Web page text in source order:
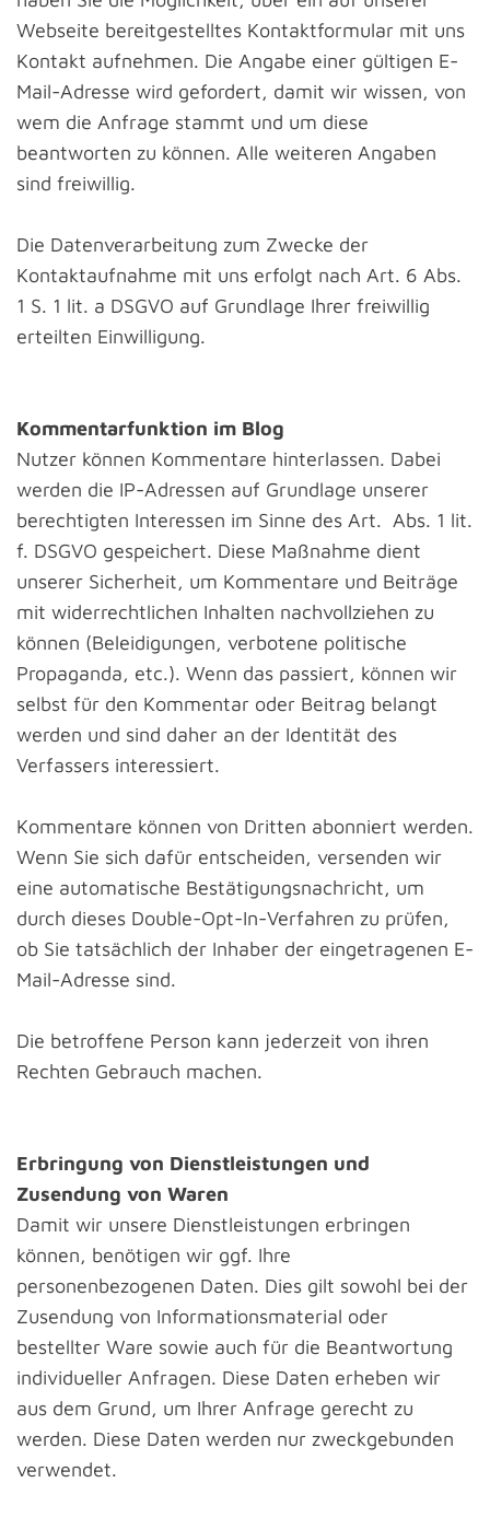
Webseite bereitgestelltes Kontaktformular mit uns
Kontakt aufnehmen. Die Angabe einer gültigen E-
Mail-Adresse wird gefordert, damit wir wissen, von
wem die Anfrage stammt und um diese
beantworten zu können. Alle weiteren Angaben
sind freiwillig.
Die Datenverarbeitung zum Zwecke der
Kontaktaufnahme mit uns erfolgt nach Art. 6 Abs.
1 S. 1 lit. a DSGVO auf Grundlage Ihrer freiwillig
erteilten Einwilligung.
Kommentarfunktion im Blog
Nutzer können Kommentare hinterlassen. Dabei
werden die IP-Adressen auf Grundlage unserer
berechtigten Interessen im Sinne des Art. Abs. 1 lit.
f. DSGVO gespeichert. Diese Maßnahme dient
unserer Sicherheit, um Kommentare und Beiträge
mit widerrechtlichen Inhalten nachvollziehen zu
können (Beleidigungen, verbotene politische
Propaganda, etc.). Wenn das passiert, können wir
selbst für den Kommentar oder Beitrag belangt
werden und sind daher an der Identität des
Verfassers interessiert.
Kommentare können von Dritten abonniert werden.
Wenn Sie sich dafür entscheiden, versenden wir
eine automatische Bestätigungsnachricht, um
durch dieses Double-Opt-In-Verfahren zu prüfen,
ob Sie tatsächlich der Inhaber der eingetragenen E-
Mail-Adresse sind.
Die betroffene Person kann jederzeit von ihren
Rechten Gebrauch machen.
Erbringung von Dienstleistungen und
Zusendung von Waren
Damit wir unsere Dienstleistungen erbringen
können, benötigen wir ggf. Ihre
personenbezogenen Daten. Dies gilt sowohl bei der
Zusendung von Informationsmaterial oder
bestellter Ware sowie auch für die Beantwortung
individueller Anfragen. Diese Daten erheben wir
aus dem Grund, um Ihrer Anfrage gerecht zu
werden. Diese Daten werden nur zweckgebunden
verwendet.